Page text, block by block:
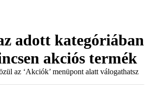
adott kategóriában
akciós termék
az ‘Akciók’ menüpont alatt válogathatsz